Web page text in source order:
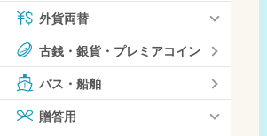
外貨両替
古銭・銀貨・プレミアコイン
バス・船舶
贈答用